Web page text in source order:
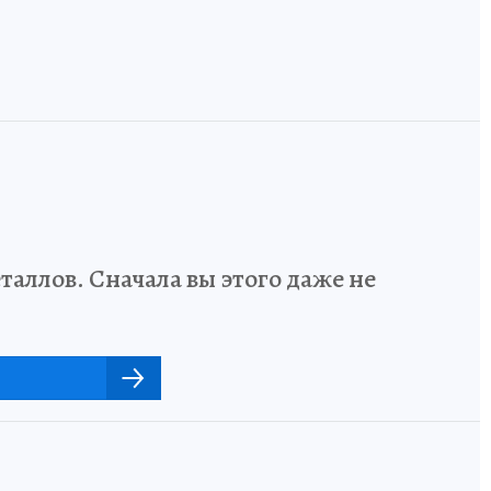
Сначала вы этого даже не